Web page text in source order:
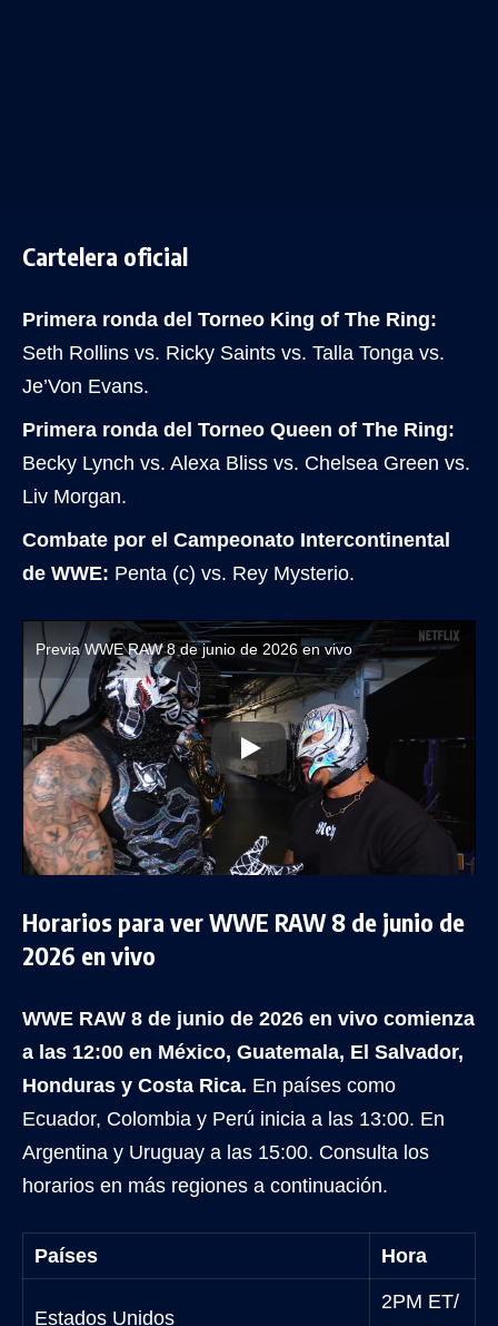
Cartelera oficial
Primera ronda del Torneo King of The Ring:
Seth Rollins vs. Ricky Saints vs. Talla Tonga vs.
Je’Von Evans.
Primera ronda del Torneo Queen of The Ring:
Becky Lynch vs. Alexa Bliss vs. Chelsea Green vs.
Liv Morgan.
Combate por el Campeonato Intercontinental
de WWE: Penta (c) vs. Rey Mysterio.
Previa WWE RAW 8 de junio de 2026 en vivo
Horarios para ver WWE RAW 8 de junio de
2026 en vivo
WWE RAW 8 de junio de 2026 en vivo comienza
a las 12:00 en México, Guatemala, El Salvador,
Honduras y Costa Rica. En países como
Ecuador, Colombia y Perú inicia a las 13:00. En
Argentina y Uruguay a las 15:00. Consulta los
horarios en más regiones a continuación.
Países Hora
Estados Unidos
2PM ET/